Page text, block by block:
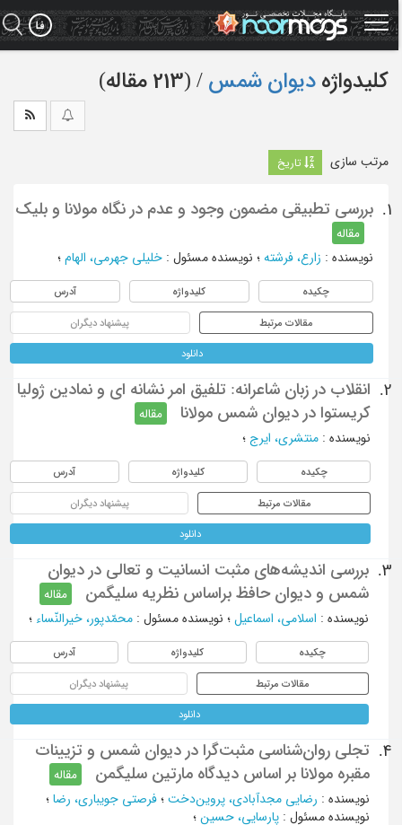
کلیدواژه دیوان شمس ‏/ (213 مقاله)
مرتب سازی تاریخ
1. بررسی تطبیقی مضمون وجود و عدم در نگاه مولانا و بلیک
مقاله
نویسنده: زارع، فرشته؛ نویسنده مسئول : خلیلی جهرمی، الهام؛
چکیده کلیدواژه آدرس
مقالات مرتبط پیشنهاد دیگران
دانلود
2.
انقلاب در زبان شاعرانه: تلفیق امر نشانه ای و نمادین ژولیا
کریستوا در دیوان شمس مولانا
مقاله
نویسنده: منتشری، ایرج؛
چکیده کلیدواژه آدرس
مقالات مرتبط پیشنهاد دیگران
دانلود
3.
بررسی اندیشه‌های مثبت انسانیت و تعالی در دیوان
شمس و دیوان حافظ براساس نظریه سلیگمن
مقاله
نویسنده: اسلامی، اسماعیل ؛ نویسنده مسئول : محمّدپور، خیرالنّساء؛
چکیده کلیدواژه آدرس
مقالات مرتبط پیشنهاد دیگران
دانلود
4.
تجلی روان‌شناسی مثبت‌گرا در دیوان شمس و تزیینات
مقبره مولانا بر اساس دیدگاه مارتین سلیگمن
مقاله
نویسنده: رضایی مجدآبادی، پروین‌دخت؛ فرصتی جویباری، رضا؛
نویسنده مسئول : پارسایی، حسین؛